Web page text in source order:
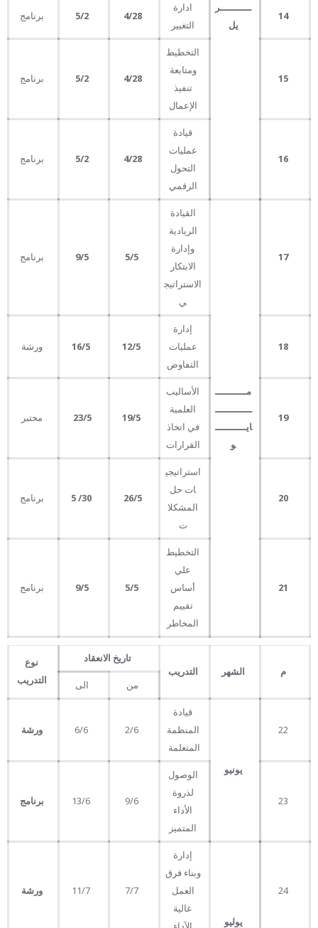
ـــــــــــر
يل
14
ادارة
التغيير
4/28
5/2 برنامج
15
التخطيط
ومتابعة
تنفيذ
الإعمال
4/28
5/2 برنامج
16
قيادة
عمليات
التحول
الرقمي
4/28
5/2 برنامج
17
مـــــــــــ
ـــــــــــــ
ايـــــــــــ
و
القيادة
الريادية
وإدارة
الابتكار
الاستراتيج
ي
5
/5
9/5 برنامج
18
إدارة
عمليات
التفاوض
/5
/5 ورشة
19
الأساليب
العلمية
في اتخاذ
القرارات
/5
23/5 مختبر
20
استراتيجي
ات حل
المشكلا
ت
26/5
30
/
5 برنامج
21
التخطيط
علي
أساس
تقييم
المخاطر
5
/5
9/5 برنامج
م الشهر التدريب
تاريخ الانعقاد
نوع
التدريب
من الى
22
يونيو
قيادة
المنظمة
المتعلمة
2/6
6/6 ورشة
23
الوصول
لذروة
الأداء
المتميز
9/6 برنامج
24
يوليو
إدارة
وبناء فرق
العمل
عالية
7/7 ورشة